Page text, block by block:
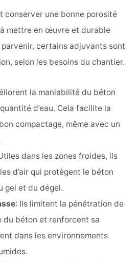
conserver une bonne porosité
mettre en œuvre et durable
certains adjuvants sont
selon les besoins du chantier.
la maniabilité du béton
d’eau. Cela facilite la
compactage, même avec un
dans les zones froides, ils
d’air qui protègent le béton
gel et du dégel.
: Ils limitent la pénétration de
du béton et renforcent sa
dans les environnements